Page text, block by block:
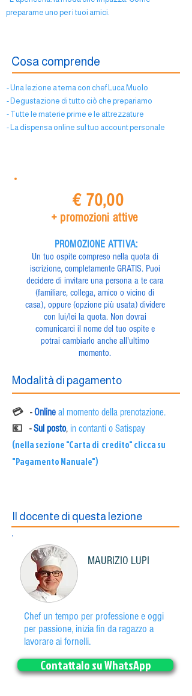
prepararne uno per i tuoi amici.
Cosa comprende
- Una lezione a tema con chef Luca Muolo
- Degustazione di tutto ciò che prepariamo
- Tutte le materie prime e le attrezzature
- La dispensa online sul tuo account personale
€ 70,00
+ promozioni attive
PROMOZIONE ATTIVA:
Un tuo ospite compreso nella quota di
iscrizione, completamente GRATIS. Puoi
decidere di invitare una persona a te cara
(familiare, collega, amico o vicino di
casa), oppure (opzione più usata) dividere
con lui/lei la quota. Non dovrai
comunicarci il nome del tuo ospite e
potrai cambiarlo anche all'ultimo
momento.
Modalità di pagamento
💳 -Online al momento della prenotazione.
💶 -Sul posto, in contanti o Satispay
(nella sezione "Carta di credito" clicca su
"Pagamento Manuale")
Il docente di questa lezione
MAURIZIO LUPI
Chef un tempo per professione e oggi
per passione, inizia fin da ragazzo a
lavorare ai fornelli.
Contattalo su WhatsApp